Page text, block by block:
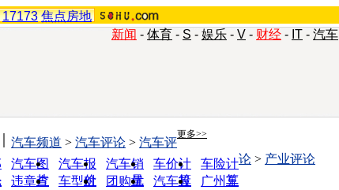
17173 焦点房地
新闻 - 体育 - S - 娱乐 - V - 财经 - IT - 汽车
更多>>
汽车图
片
汽车报
价
汽车销
量
车价计
算
车险计
算
违章查
车型对
团购优
汽车投
广州车
汽车频道 > 汽车评论 > 汽车评
论 > 产业评论